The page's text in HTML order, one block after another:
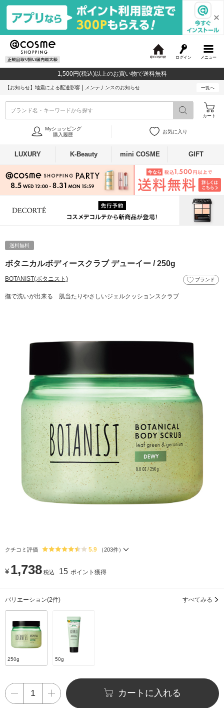
メニュー
ログイン
c
o
1,500円(税込)以上のお買い物で送料無料
【お知らせ】 地震による配送影響 メンテナンスのお知らせ 一覧へ
ブランド名・キーワードから探す
カート
Myショッピング
購入履歴
お気に入り
LUXURY K-Beauty mini COSME GIFT
送料無料
ボタニカルボディースクラブ デューイー / 250g
BOTANIST(ボタニスト) ブランド
撫で洗いが出来る 肌当たりやさしいジェルクッションスクラブ
クチコミ評価 5.9 （203件）
¥ 1,738 税込 15 ポイント獲得
バリエーション(2件) すべてみる
250g 50g
カートに入れる